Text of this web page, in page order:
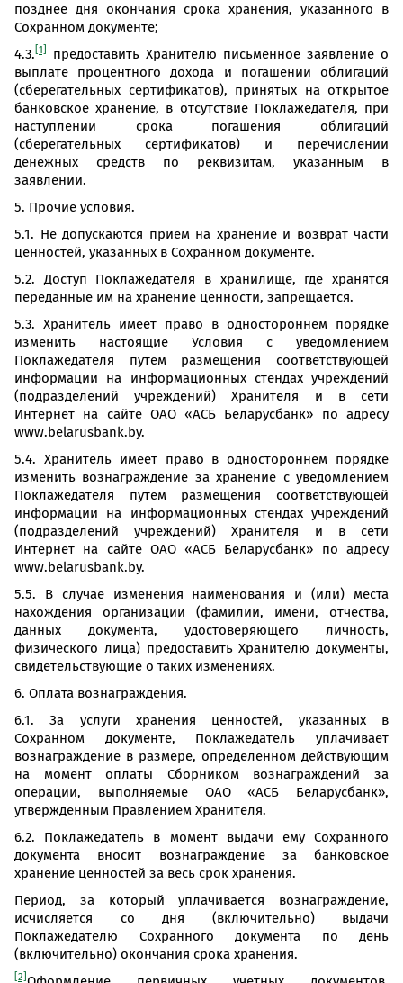
позднее дня окончания срока хранения, указанного в
Сохранном документе;
4.3. [1]
предоставить Хранителю письменное заявление о
выплате процентного дохода и погашении облигаций
(сберегательных сертификатов), принятых на открытое
банковское хранение, в отсутствие Поклажедателя, при
наступлении срока погашения облигаций
(сберегательных сертификатов) и перечислении
денежных средств по реквизитам, указанным в
заявлении.
5. Прочие условия.
5.1. Не допускаются прием на хранение и возврат части
ценностей, указанных в Сохранном документе.
5.2. Доступ Поклажедателя в хранилище, где хранятся
переданные им на хранение ценности, запрещается.
5.3. Хранитель имеет право в одностороннем порядке
изменить настоящие Условия с уведомлением
Поклажедателя путем размещения соответствующей
информации на информационных стендах учреждений
(подразделений учреждений) Хранителя и в сети
Интернет на сайте ОАО «АСБ Беларусбанк» по адресу
www.belarusbank.by.
5.4. Хранитель имеет право в одностороннем порядке
изменить вознаграждение за хранение с уведомлением
Поклажедателя путем размещения соответствующей
информации на информационных стендах учреждений
(подразделений учреждений) Хранителя и в сети
Интернет на сайте ОАО «АСБ Беларусбанк» по адресу
www.belarusbank.by.
5.5. В случае изменения наименования и (или) места
нахождения организации (фамилии, имени, отчества,
данных документа, удостоверяющего личность,
физического лица) предоставить Хранителю документы,
свидетельствующие о таких изменениях.
6. Оплата вознаграждения.
6.1. За услуги хранения ценностей, указанных в
Сохранном документе, Поклажедатель уплачивает
вознаграждение в размере, определенном действующим
на момент оплаты Сборником вознаграждений за
операции, выполняемые ОАО «АСБ Беларусбанк»,
утвержденным Правлением Хранителя.
6.2. Поклажедатель в момент выдачи ему Сохранного
документа вносит вознаграждение за банковское
хранение ценностей за весь срок хранения.
Период, за который уплачивается вознаграждение,
исчисляется со дня (включительно) выдачи
Поклажедателю Сохранного документа по день
(включительно) окончания срока хранения.
[2]